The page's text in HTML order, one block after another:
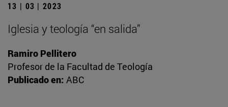
13 | 03 | 2023
Iglesia y teología “en salida”
Ramiro Pellitero
Profesor de la Facultad de Teología
Publicado en: ABC